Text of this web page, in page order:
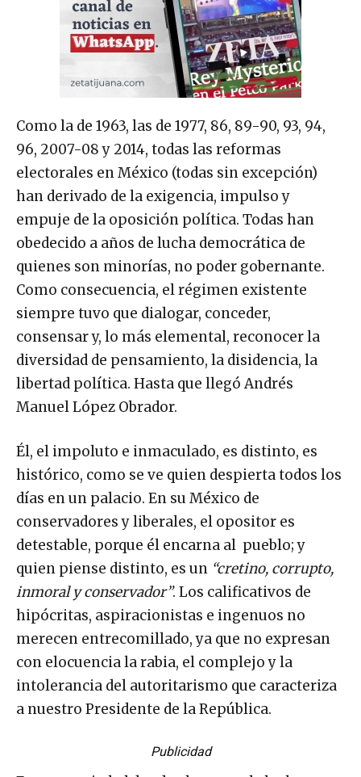
Como la de 1963, las de 1977, 86, 89-90, 93, 94,
96, 2007-08 y 2014, todas las reformas
electorales en México (todas sin excepción)
han derivado de la exigencia, impulso y
empuje de la oposición política. Todas han
obedecido a años de lucha democrática de
quienes son minorías, no poder gobernante.
Como consecuencia, el régimen existente
siempre tuvo que dialogar, conceder,
consensar y, lo más elemental, reconocer la
diversidad de pensamiento, la disidencia, la
libertad política. Hasta que llegó Andrés
Manuel López Obrador.
Él, el impoluto e inmaculado, es distinto, es
histórico, como se ve quien despierta todos los
días en un palacio. En su México de
conservadores y liberales, el opositor es
detestable, porque él encarna al pueblo; y
quien piense distinto, es un “cretino, corrupto,
inmoral y conservador”. Los calificativos de
hipócritas, aspiracionistas e ingenuos no
merecen entrecomillado, ya que no expresan
con elocuencia la rabia, el complejo y la
intolerancia del autoritarismo que caracteriza
a nuestro Presidente de la República.
Publicidad